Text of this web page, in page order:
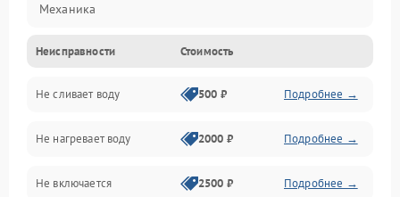
Механика
Управление
Электропитание
Датчики
Нагрев
Неисправности Стоимость
Не сливает воду 500 ₽ Подробнее →
Не нагревает воду 2000 ₽ Подробнее →
Не включается 2500 ₽ Подробнее →